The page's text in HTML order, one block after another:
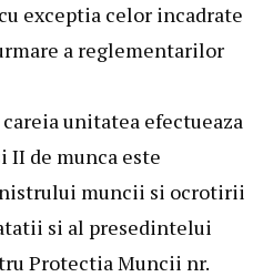
exceptia celor incadrate
a reglementarilor
unitatea efectueaza
II de munca este
muncii si ocrotirii
si al presedintelui
Protectia Muncii nr.